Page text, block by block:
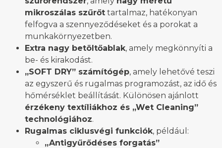
mikroszálas szűrőt tartalmaz, hatékonyan
felfogva a szennyeződéseket és a porokat a
munkakörnyezetben.
Extra nagy betöltőablak, amely megkönnyíti a
be- és kirakodást.
„SOFT DRY” számítógép, amely lehetővé teszi
az egyszerű és rugalmas programozást, az idő és
hőmérséklet beállítását. Különösen ajánlott
érzékeny textíliákhoz és „Wet Cleaning”
technológiához.
Rugalmas ciklusvégi funkciók, például:
„Antigyűrődéses forgatás”